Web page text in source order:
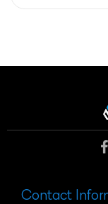
Contact